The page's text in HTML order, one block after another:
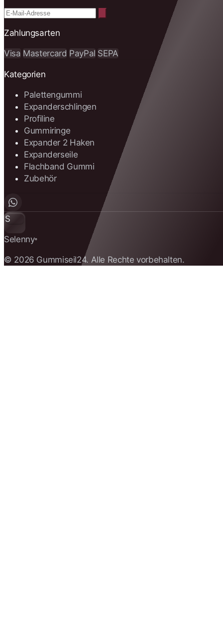
Zahlungsarten
Visa Mastercard PayPal SEPA
Kategorien
Palettengummi
Expanderschlingen
Profiline
Gummiringe
Expander 2 Haken
Expanderseile
Flachband Gummi
Zubehör
S
Selenny®
© 2026 Gummiseil24. Alle Rechte vorbehalten.